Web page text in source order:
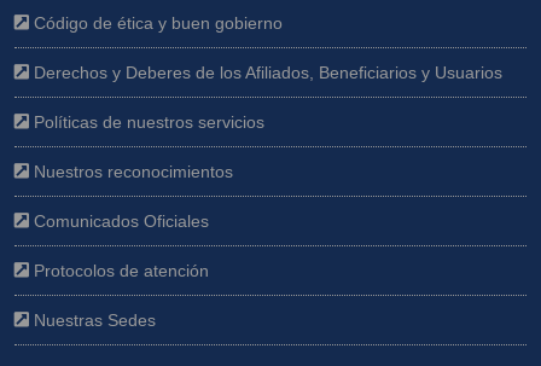
Código de ética y buen gobierno
Derechos y Deberes de los Afiliados, Beneficiarios y Usuarios
Políticas de nuestros servicios
Nuestros reconocimientos
Comunicados Oficiales
Protocolos de atención
Nuestras Sedes